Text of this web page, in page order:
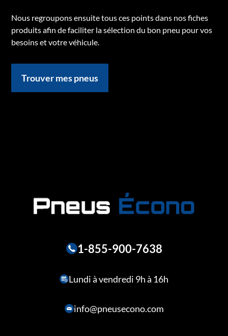
Nous regroupons ensuite tous ces points dans nos fiches
produits afin de faciliter la sélection du bon pneu pour vos
besoins et votre véhicule.
Trouver mes pneus
1-855-900-7638
Lundi à vendredi 9h à 16h
info@pneusecono.com